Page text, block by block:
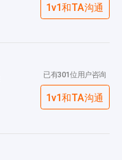
1v1和TA沟通
已有301位用户咨询
1v1和TA沟通